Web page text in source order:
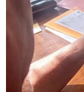
Tuyển Việt Nam
vào bán kết, vì
Sang-sik vẫn